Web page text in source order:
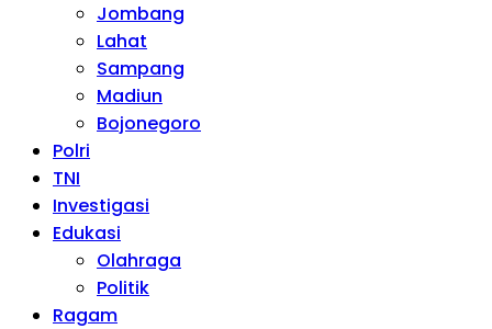
Jombang
Lahat
Sampang
Madiun
Bojonegoro
Polri
TNI
Investigasi
Edukasi
Olahraga
Politik
Ragam